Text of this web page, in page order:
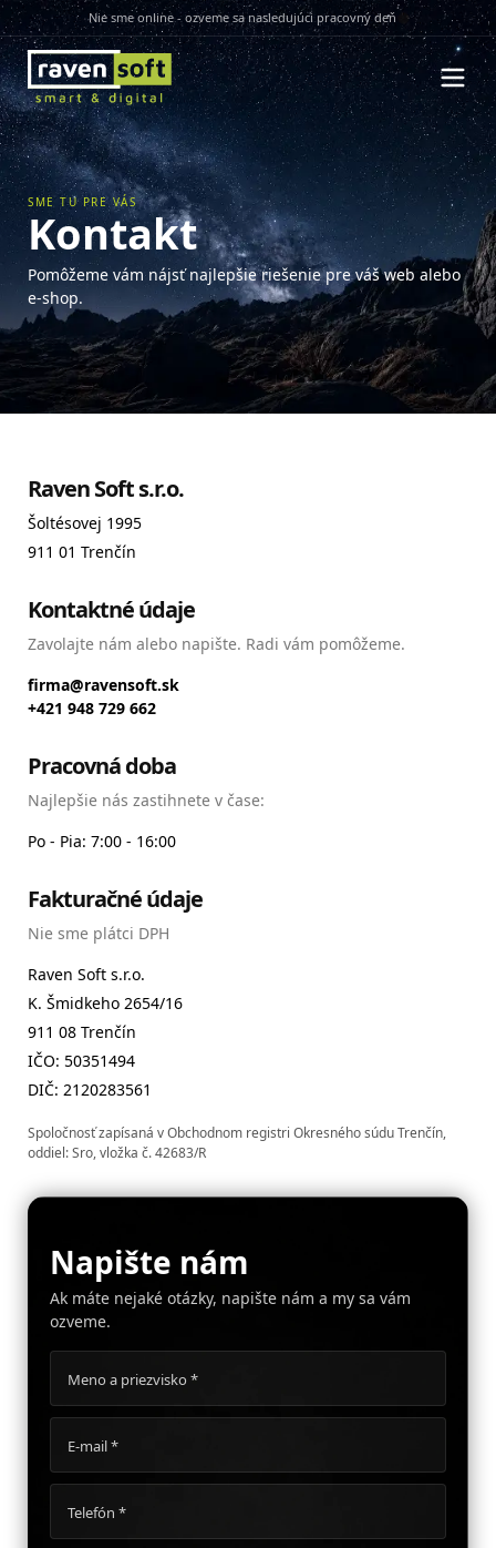
Nie sme online - ozveme sa nasledujúci pracovný deň
SME TU PRE VÁS
Kontakt
Pomôžeme vám nájsť najlepšie riešenie pre váš web alebo
e-shop.
Napište nám
Ak máte nejaké otázky, napište nám a my sa vám
ozveme.
Raven Soft s.r.o.
Šoltésovej 1995
911 01 Trenčín
Kontaktné údaje
Zavolajte nám alebo napište. Radi vám pomôžeme.
firma@ravensoft.sk
+421 948 729 662
Pracovná doba
Najlepšie nás zastihnete v čase:
Po - Pia: 7:00 - 16:00
Fakturačné údaje
Nie sme plátci DPH
Raven Soft s.r.o.
K. Šmidkeho 2654/16
911 08 Trenčín
IČO: 50351494
DIČ: 2120283561
Spoločnosť zapísaná v Obchodnom registri Okresného súdu Trenčín,
oddiel: Sro, vložka č. 42683/R